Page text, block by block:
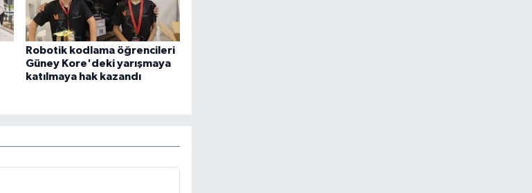
Robotik kodlama öğrencileri
Güney Kore'deki yarışmaya
katılmaya hak kazandı